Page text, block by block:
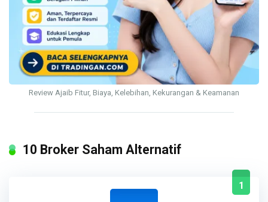
Review Ajaib Fitur, Biaya, Kelebihan, Kekurangan & Keamanan
10 Broker Saham Alternatif
1